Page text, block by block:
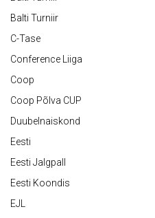
Balti Turniir
C-Tase
Conference Liiga
Coop
Coop Põlva CUP
Duubelnaiskond
Eesti
Eesti Jalgpall
Eesti Koondis
EJL